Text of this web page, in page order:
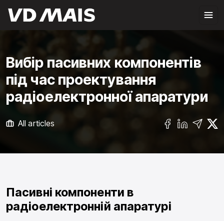
Вибір пасивних компонентів
під час проектування
радіоелектронної апаратури
All articles
Пасивні компоненти в
радіоелектронній апаратурі